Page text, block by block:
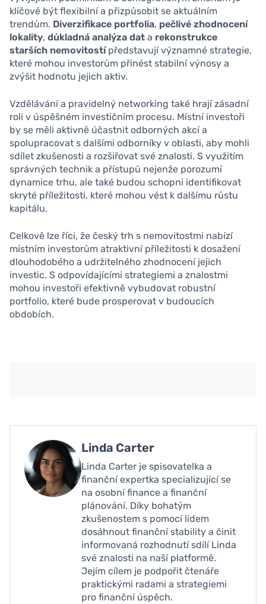
klíčové být flexibilní a přizpůsobit se aktuálním
trendům. Diverzifikace portfolia, pečlivé zhodnocení
lokality, důkladná analýza dat a rekonstrukce
starších nemovitostípředstavují významné strategie,
které mohou investorům přinést stabilní výnosy a
zvýšit hodnotu jejich aktiv.
Vzdělávání a pravidelný networking také hrají zásadní
roli v úspěšném investičním procesu. Místní investoři
by se měli aktivně účastnit odborných akcí a
spolupracovat s dalšími odborníky v oblasti, aby mohli
sdílet zkušenosti a rozšiřovat své znalosti. S využitím
správných technik a přístupů nejenže porozumí
dynamice trhu, ale také budou schopni identifikovat
skryté příležitosti, které mohou vést k dalšímu růstu
kapitálu.
Celkově lze říci, že český trh s nemovitostmi nabízí
místním investorům atraktivní příležitosti k dosažení
dlouhodobého a udržitelného zhodnocení jejich
investic. S odpovídajícími strategiemi a znalostmi
mohou investoři efektivně vybudovat robustní
portfolio, které bude prosperovat v budoucích
obdobích.
Linda Carter
Linda Carter je spisovatelka a
finanční expertka specializující se
na osobní finance a finanční
plánování. Díky bohatým
zkušenostem s pomocí lidem
dosáhnout finanční stability a činit
informovaná rozhodnutí sdílí Linda
své znalosti na naší platformě.
Jejím cílem je podpořit čtenáře
praktickými radami a strategiemi
pro finanční úspěch.